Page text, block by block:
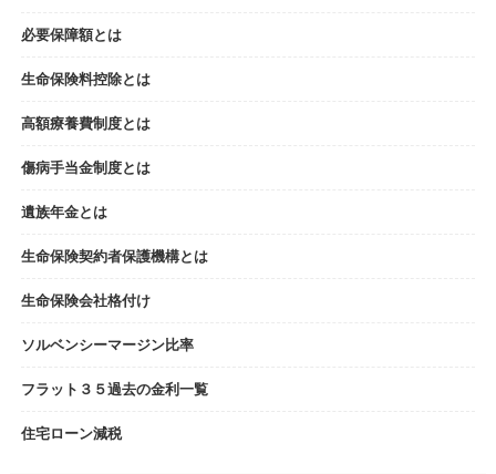
必要保障額とは
生命保険料控除とは
高額療養費制度とは
傷病手当金制度とは
遺族年金とは
生命保険契約者保護機構とは
生命保険会社格付け
ソルベンシーマージン比率
フラット３５過去の金利一覧
住宅ローン減税